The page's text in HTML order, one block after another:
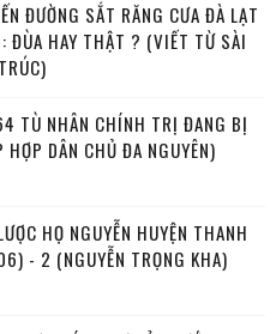
ĐƯỜNG SẮT RĂNG CƯA ĐÀ LẠT
ĐÙA HAY THẬT ? (VIẾT TỪ SÀI
TÙ NHÂN CHÍNH TRỊ ĐANG BỊ
DÂN CHỦ ĐA NGUYÊN)
HỌ NGUYỄN HUYỆN THANH
- 2 (NGUYỄN TRỌNG KHA)